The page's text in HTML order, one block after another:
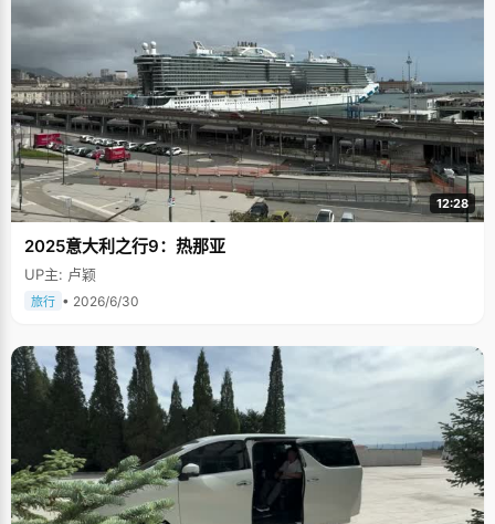
12:28
2025意大利之行9：热那亚
UP主: 卢颖
旅行 • 2026/6/30